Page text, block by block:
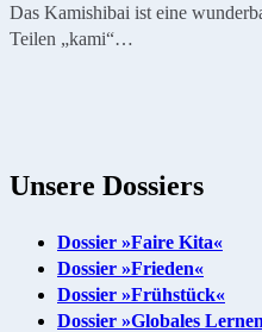
Das Kamishibai ist eine
Teilen „kami“…
Unsere Dossiers
Dossier »Faire Kita«
Dossier »Frieden«
Dossier »Frühstück«
Dossier »Globales